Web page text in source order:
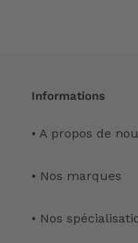
Informations
• A propos de
• Nos marques
• Nos